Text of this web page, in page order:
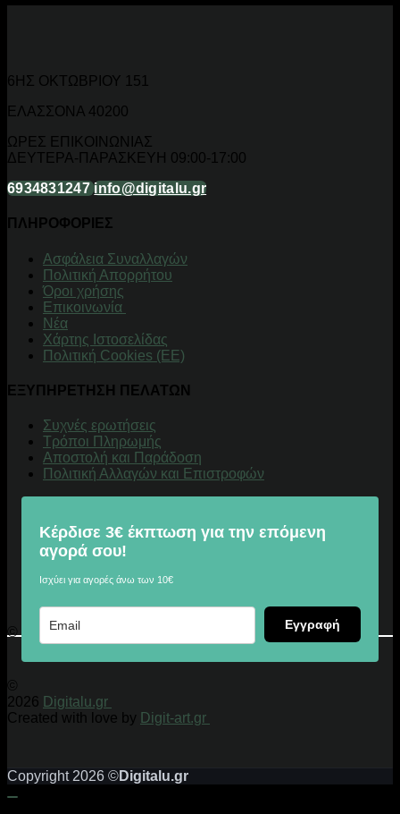
6ΗΣ ΟΚΤΩΒΡΙΟΥ 151
ΕΛΑΣΣΟΝΑ 40200
ΩΡΕΣ ΕΠΙΚΟΙΝΩΝΙΑΣ
ΔΕΥΤΕΡΑ-ΠΑΡΑΣΚΕΥΗ 09:00-17:00
6934831247 info@digitalu.gr
ΠΛΗΡΟΦΟΡΙΕΣ
Aσφάλεια Συναλλαγών
Πολιτική Απορρήτου
Όροι χρήσης
Επικοινωνία
Νέα
Χάρτης Ιστοσελίδας
Πολιτική Cookies (ΕΕ)
ΕΞΥΠΗΡΕΤΗΣΗ ΠΕΛΑΤΩΝ
Συχνές ερωτήσεις
Τρόποι Πληρωμής
Αποστολή και Παράδοση
Πολιτική Αλλαγών και Επιστροφών
Κέρδισε 3€ έκπτωση για την επόμενη
αγορά σου!
Ισχύει για αγορές άνω των 10€
Εγγραφή
© 2026 Digitalu.gr
©
2026 Digitalu.gr
Created with love by Digit-art.gr
Copyright 2026 ©Digitalu.gr